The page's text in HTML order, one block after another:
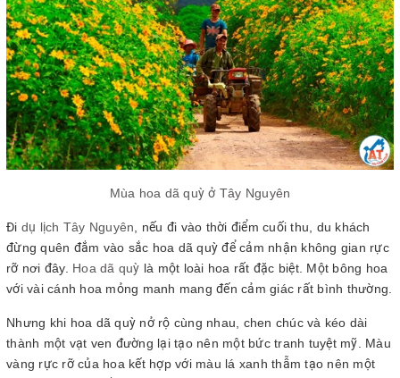
Mùa hoa dã quỳ ở Tây Nguyên
Đi dụ lịch Tây Nguyên , nếu đi vào thời điểm cuối thu, du khách
đừng quên đắm vào sắc hoa dã quỳ để cảm nhận không gian rực
rỡ nơi đây. Hoa dã quỳ là một loài hoa rất đặc biệt. Một bông hoa
với vài cánh hoa mỏng manh mang đến cảm giác rất bình thường.
Nhưng khi hoa dã quỳ nở rộ cùng nhau, chen chúc và kéo dài
thành một vạt ven đường lại tạo nên một bức tranh tuyệt mỹ. Màu
vàng rực rỡ của hoa kết hợp với màu lá xanh thẫm tạo nên một